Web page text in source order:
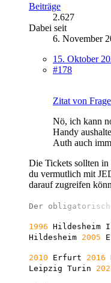
Beiträge
2.627
Dabei seit
6. November
15. Oktober
#178
Zitat von
Nö, ich kann
Handy
Auth auch
Die Tickets sollten
du vermutlich mit
darauf zugreifen
De r o bl i gato ri sc h
1996 Hildesheim
Hildesheim 2005
2010 Erfurt 2016
Leipzig Turin